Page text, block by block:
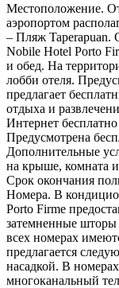
Местоположение.
аэропортом
– Пляж Taperapuan.
Nobile Hotel Porto
и обед. На
лобби отеля.
предлагает
отдыха и
Интернет
Предусмотрена
Дополнительные
на крыше, комната
Срок окончания
Номера. В
Porto Firme
затемненные шторы
всех номерах
предлагается
насадкой. В
многоканальный